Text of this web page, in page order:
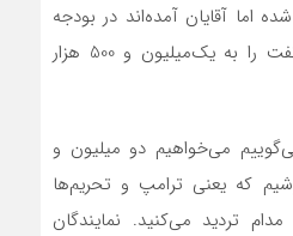
اما آقایان آمده‌اند در بودجه
1400 میزان فروش روزانه نفت را به یک‌میلیون و 500 هزار
می‌خواهیم دو میلیون و
که یعنی ترامپ و تحریم‌ها
تردید می‌کنید. نمایندگان